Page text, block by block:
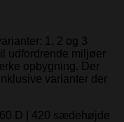
1, 2 og 3
udfordrende miljøer
opbygning. Der
varianter der
D | 420 sædehøjde